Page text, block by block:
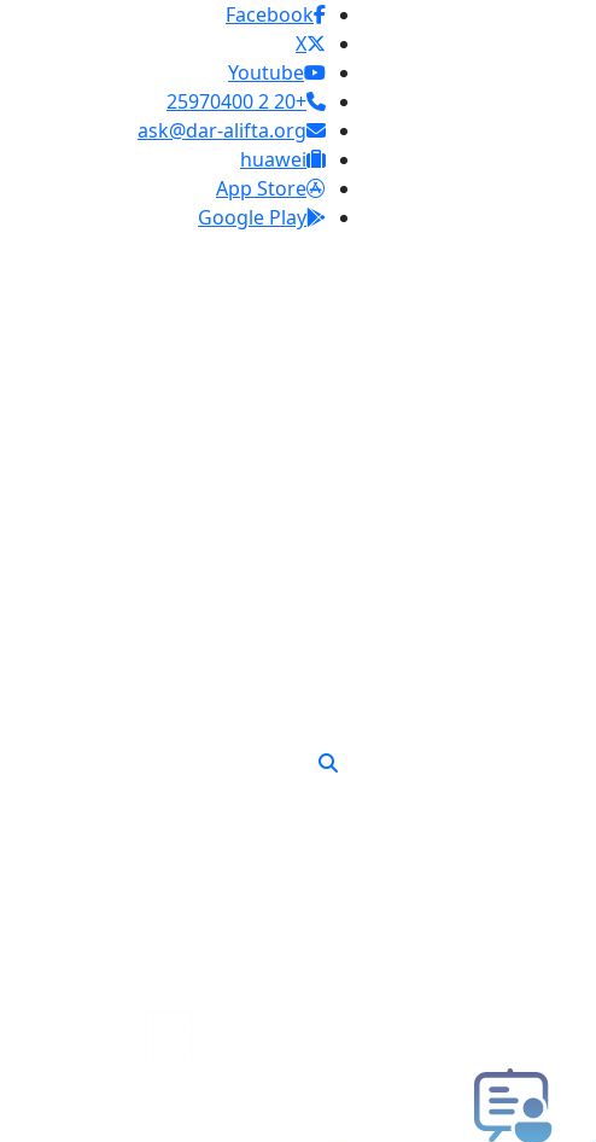
Facebook
X
Youtube
+20 2 25970400
ask@dar-alifta.org
huawei
App Store
Google Play